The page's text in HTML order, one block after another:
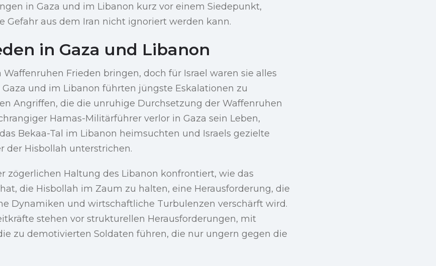
in Gaza und im Libanon kurz vor einem Siedepunkt,
Gefahr aus dem Iran nicht ignoriert werden kann.
in Gaza und Libanon
Frieden bringen, doch für Israel waren sie alles
und im Libanon führten jüngste Eskalationen zu
Angriffen, die die unruhige Durchsetzung der Waffenruhen
Hamas-Militärführer verlor in Gaza sein Leben,
Bekaa-Tal im Libanon heimsuchten und Israels gezielte
der Hisbollah unterstrichen.
zögerlichen Haltung des Libanon konfrontiert, wie das
die Hisbollah im Zaum zu halten, eine Herausforderung, die
Dynamiken und wirtschaftliche Turbulenzen verschärft wird.
stehen vor strukturellen Herausforderungen, mit
zu demotivierten Soldaten führen, die nur ungern gegen die